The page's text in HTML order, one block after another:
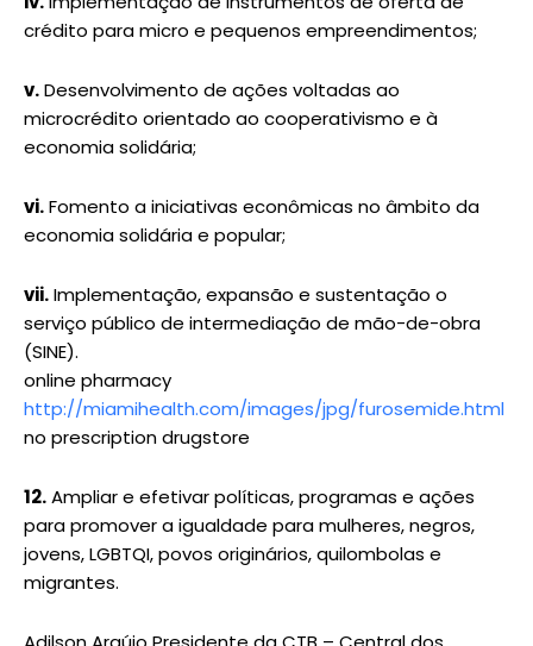
crédito para micro e pequenos empreendimentos;
v.Desenvolvimento de ações voltadas ao
microcrédito orientado ao cooperativismo e à
economia solidária;
vi.Fomento a iniciativas econômicas no âmbito da
economia solidária e popular;
vii.Implementação, expansão e sustentação o
serviço público de intermediação de mão-de-obra
(SINE).
online pharmacy
http://miamihealth.com/images/jpg/furosemide.html
no prescription drugstore
12.Ampliar e efetivar políticas, programas e ações
para promover a igualdade para mulheres, negros,
jovens, LGBTQI, povos originários, quilombolas e
migrantes.